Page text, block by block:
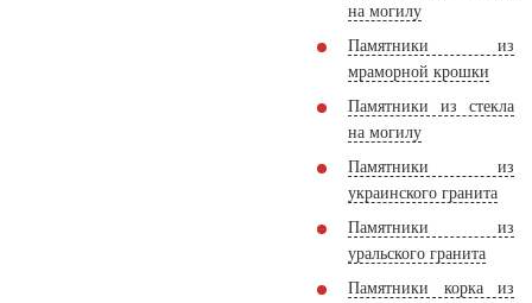
на могилу
Памятники из
мраморной крошки
Памятники из стекла
на могилу
Памятники из
украинского гранита
Памятники из
уральского гранита
Памятники корка из